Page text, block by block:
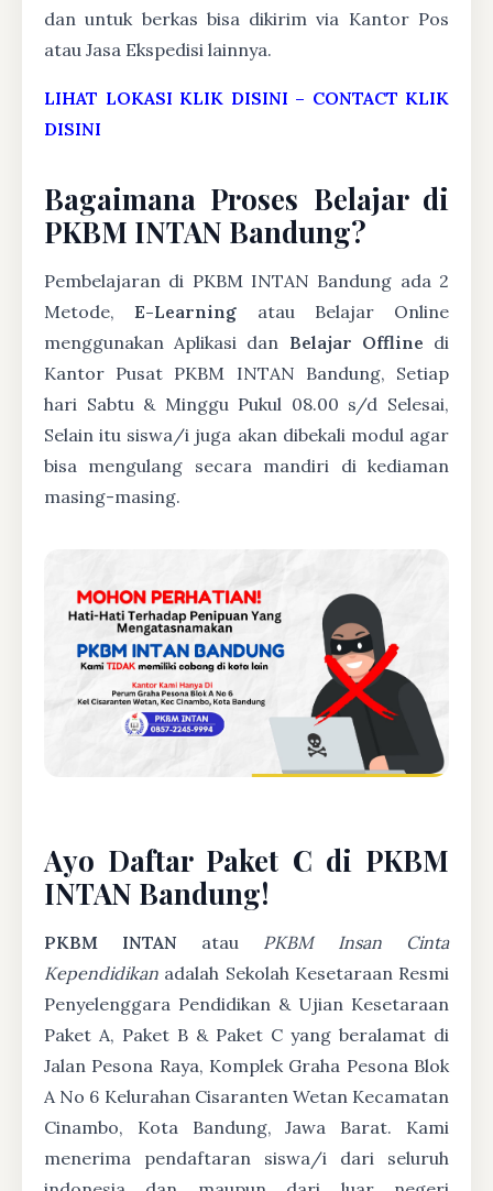
dan untuk berkas bisa dikirim via Kantor Pos
atau Jasa Ekspedisi lainnya.
LIHAT LOKASI KLIK DISINI – CONTACT KLIK
DISINI
Bagaimana Proses Belajar di
PKBM INTAN Bandung?
Pembelajaran di PKBM INTAN Bandung ada 2
Metode,E-Learning atau Belajar Online
menggunakan Aplikasi dan Belajar Offline di
Kantor Pusat PKBM INTAN Bandung, Setiap
hari Sabtu & Minggu Pukul 08.00 s/d Selesai,
Selain itu siswa/i juga akan dibekali modul agar
bisa mengulang secara mandiri di kediaman
masing-masing.
Ayo Daftar Paket C di PKBM
INTAN Bandung!
PKBM INTAN atau PKBM Insan Cinta
Kependidikan adalah Sekolah Kesetaraan Resmi
Penyelenggara Pendidikan & Ujian Kesetaraan
Paket A, Paket B & Paket C yang beralamat di
Jalan Pesona Raya, Komplek Graha Pesona Blok
A No 6 Kelurahan Cisaranten Wetan Kecamatan
Cinambo, Kota Bandung, Jawa Barat. Kami
menerima pendaftaran siswa/i dari seluruh